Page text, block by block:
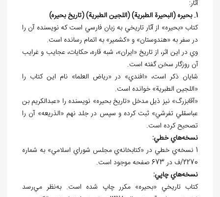
آثار:
1. بحيره (البحيرة الطبرية) (اللجين الطبرية) (تاريخ بحيره)
کتاب «بحيره» از آثار تاريخي به زبان فارسي است که نويسنده آن را
در سفر به «هندوستان» و «کشمير» به اتمام رسانده است.
وي در اين اثر، از تاريخ «ايران»، شبه قاره، حکايات، عجايب و غرايب
آن روزگار سخن گفته است.
شايان ذکر است، «افندي» در «رياض العلما» نام اين کتاب را
«اللجين الطبرية» خوانده است.
«آقابزرگ» نيز ذيل مدخل «تاريخ بحيره» نويسنده را «عبدالکريم بن
عباسقلي تفرشي» ثبت کرده و سپس در جلد نهم «الذريعه» آن را
تصحيح کرده است.
نسخههاي خطي:
1 نسخه‌ي خطي در «کتابخانه‌ي مجلس شوراي اسلامي» به شماره
2270/ف در 673 صفحه موجود است.
نسخههاي چاپي:
کتاب تاريخي «بحيره» مکرر چاپ شده است. به‌نظر مي‌رسد